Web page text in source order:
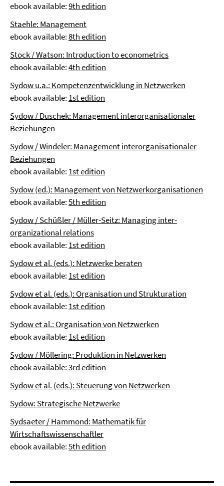
ebook available:9th edition
Staehle: Management
ebook available:8th edition
Stock / Watson: Introduction to econometrics
ebook available:4th edition
Sydow u.a.: Kompetenzentwicklung in Netzwerken
ebook available: 1st edition
Sydow / Duschek: Management interorganisationaler
Beziehungen
Sydow / Windeler: Management interorganisationaler
Beziehungen
ebook available: 1st edition
Sydow (ed.): Management von Netzwerkorganisationen
ebook available:5th edition
Sydow / Schüßler / Müller-Seitz: Managing inter-
organizational relations
ebook available: 1st edition
Sydow et al. (eds.): Netzwerke beraten
ebook available: 1st edition
Sydow et al. (eds.): Organisation und Strukturation
ebook available: 1st edition
Sydow et al.: Organisation von Netzwerken
ebook available: 1st edition
Sydow / Möllering: Produktion in Netzwerken
ebook available:3rd edition
Sydow et al. (eds.): Steuerung von Netzwerken
Sydow: Strategische Netzwerke
Sydsaeter / Hammond: Mathematik für
Wirtschaftswissenschaftler
ebook available:5th edition